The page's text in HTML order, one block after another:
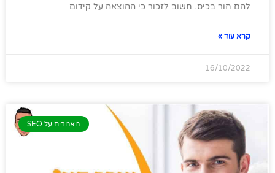
להם חור בכיס. חשוב לזכור כי ההוצאה על קידום
קרא עוד »
16/10/2022
מאמרים על SEO